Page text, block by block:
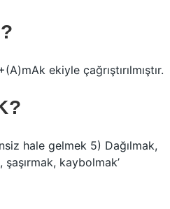
ekiyle çağrıştırılmıştır.
hale gelmek 5) Dağılmak,
şaşırmak, kaybolmak’